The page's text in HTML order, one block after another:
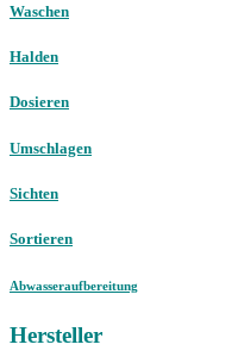
Waschen
Halden
Dosieren
Umschlagen
Sichten
Sortieren
Abwasseraufbereitung
Hersteller